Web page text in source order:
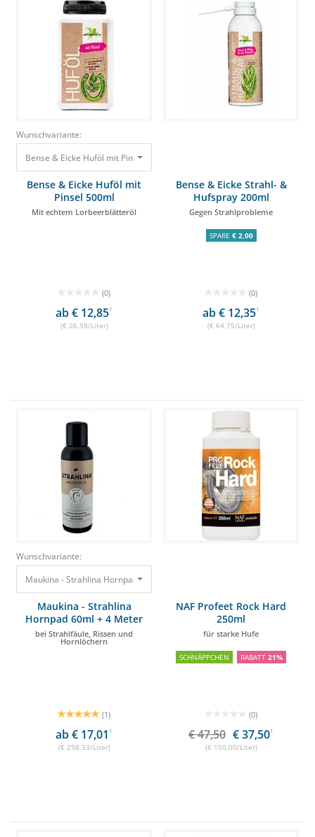
Wunschvariante:
Bense & Eicke Huföl mit
Pinsel 500ml
Mit echtem Lorbeerblätteröl
(0)
ab € 12,851
(€ 26,98/Liter)
Bense & Eicke Strahl- &
Hufspray 200ml
Gegen Strahlprobleme
SPARE € 2,00
(0)
ab € 12,351
(€ 64,75/Liter)
Wunschvariante:
Maukina - Strahlina Hornpad 60ml + 4 Meter Mullbinde bei Strahlfäule,
Maukina - Strahlina
Hornpad 60ml + 4 Meter
Mullbinde
bei Strahlfäule, Rissen und
Hornlöchern
(1)
ab € 17,01 1
(€ 298,33/Liter)
NAF Profeet Rock Hard
250ml
für starke Hufe
SCHNÄPPCHEN RABATT 21%
(0)
€ 47,50 € 37,501
(€ 150,00/Liter)